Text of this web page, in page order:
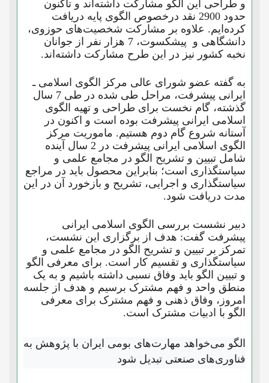
و طراحی این الگو مشارکت داشته‌اند و تاکنون
حدود 2900 نقد درخصوص الگوی پایه دریافت
کرده‌ایم. علاوه بر مشارکت شخصیت‌های حوزوی،
دانشگاهی و پیشکسوت، 7 هزار نفر از جوانان
نخبه کشور نیز در این طرح مشارکت داشته‌اند.
به گفته عضو شورای عالی مرکز الگوی اسلامی ـ
ایرانی پیشرفت، مراحل طی شده در طی 7 سال
گذشته، گام نخست برای طراحی و تهیه الگوی
اسلامی ایرانی پیشرفت بوده است و اکنون در
آستانه شروع گام دوم هستیم. ماموریت مرکز
الگوی اسلامی ایرانی پیشرفت در 2 سال آینده
شامل تبیین و تشریح الگو در مجامع علمی و
سیاستگذاری است؛ بنابراین محصول باید در مراجع
سیاستگذاری و اجرایی، تشریح و بازخورد آن در این
مدت دریافت شود.
دبیر نشست بررسی الگوی اسلامی ایرانی
پیشرفت گفت: هدف از برگزاری این نشست،
تمرکز بر تبیین و تشریح الگو در مجامع علمی و
سیاستگذاری و تقسیم کار است. برای معرفی الگو
و تبیین الگو باید وفاق نسبی داشته باشیم و به یک
منطق واحد و فهم مشترک برسیم و هدف از جلسه
امروز، وفاق ذهنی و فهم مشترک برای معرفی
الگو با ادبیات مشترک است.
الگو می‌خواهد مهارت‌های بومی ایران با پژوهش به
فناوری‌های صنعتی تبدیل شود